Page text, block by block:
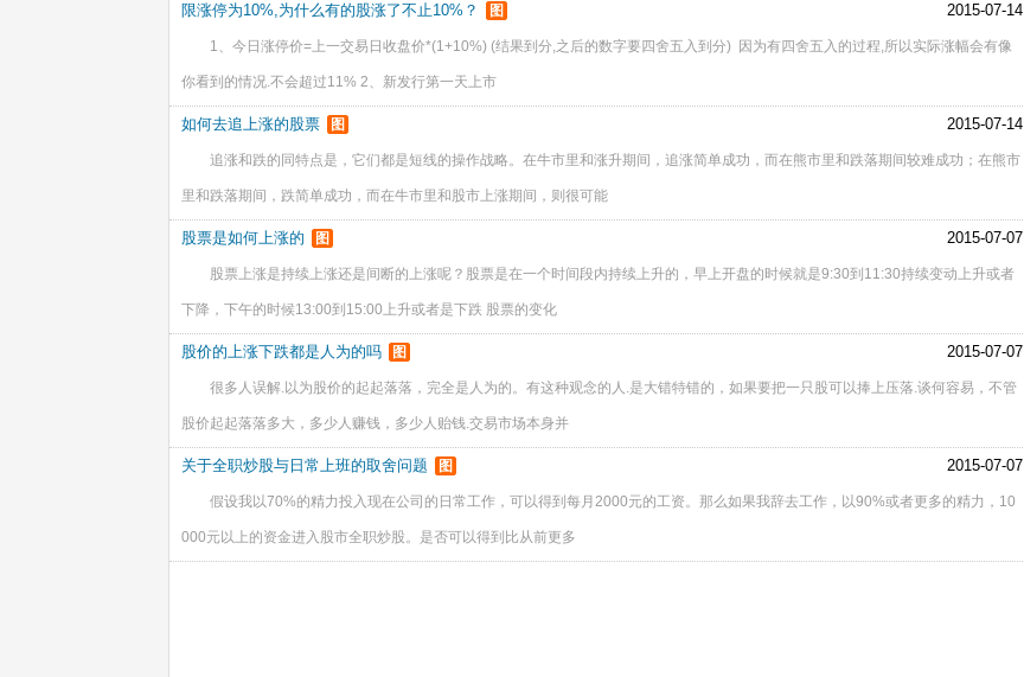
限涨停为10%,为什么有的股涨了不止10%？ 图 2015-07-14
1、今日涨停价=上一交易日收盘价*(1+10%) (结果到分,之后的数字要四舍五入到分) 因为有四舍五入的过程,所以实际涨幅会有像
你看到的情况.不会超过11% 2、新发行第一天上市
如何去追上涨的股票 图 2015-07-14
追涨和跌的同特点是，它们都是短线的操作战略。在牛市里和涨升期间，追涨简单成功，而在熊市里和跌落期间较难成功；在熊市
里和跌落期间，跌简单成功，而在牛市里和股市上涨期间，则很可能
股票是如何上涨的 图 2015-07-07
股票上涨是持续上涨还是间断的上涨呢？股票是在一个时间段内持续上升的，早上开盘的时候就是9:30到11:30持续变动上升或者
下降，下午的时候13:00到15:00上升或者是下跌 股票的变化
股价的上涨下跌都是人为的吗 图 2015-07-07
很多人误解.以为股价的起起落落，完全是人为的。有这种观念的人.是大错特错的，如果要把一只股可以捧上压落.谈何容易，不管
股价起起落落多大，多少人赚钱，多少人贻钱.交易市场本身并
关于全职炒股与日常上班的取舍问题 图 2015-07-07
假设我以70%的精力投入现在公司的日常工作，可以得到每月2000元的工资。那么如果我辞去工作，以90%或者更多的精力，10
000元以上的资金进入股市全职炒股。是否可以得到比从前更多